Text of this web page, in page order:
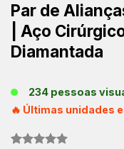
Par de
| Aço
Diamantada
234 pessoas
🔥 Últimas unidades